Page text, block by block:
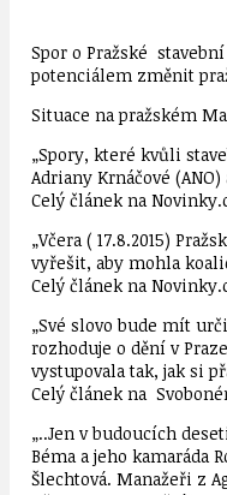
Spor o Pražské
potenciálem změnit
Situace na pražském
„Spory, které kvůli
Adriany Krnáčové
Celý článek na
„Včera ( 17.8.2015)
vyřešit, aby mohla
Celý článek na
„Své slovo bude mít
rozhoduje o dění v
vystupovala tak, jak si
Celý článek na
„..Jen v budoucích
Béma a jeho kamaráda
Šlechtová. Manažeři z